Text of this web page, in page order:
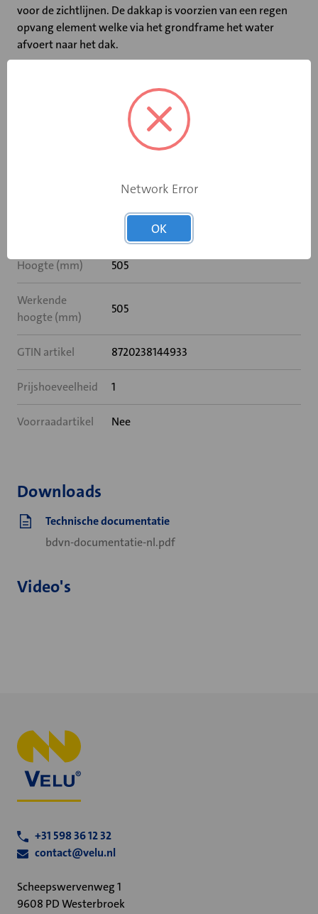
voor de zichtlijnen. De dakkap is voorzien van een regen
opvang element welke via het grondframe het water
afvoert naar het dak.
1800
Aluminium
Hoogte (mm) 505
Werkende
hoogte (mm)
505
GTIN artikel 8720238144933
Prijshoeveelheid 1
Voorraadartikel Nee
Downloads
Technische documentatie
bdvn-documentatie-nl.pdf
Video's
+31 598 36 12 32
contact@velu.nl
Scheepswervenweg 1
9608 PD Westerbroek
Network Error
OK